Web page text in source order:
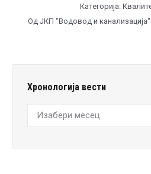
Категорија:
Од ЈКП "Водовод и канализација"
Хронологија вести
Хронологија
вести